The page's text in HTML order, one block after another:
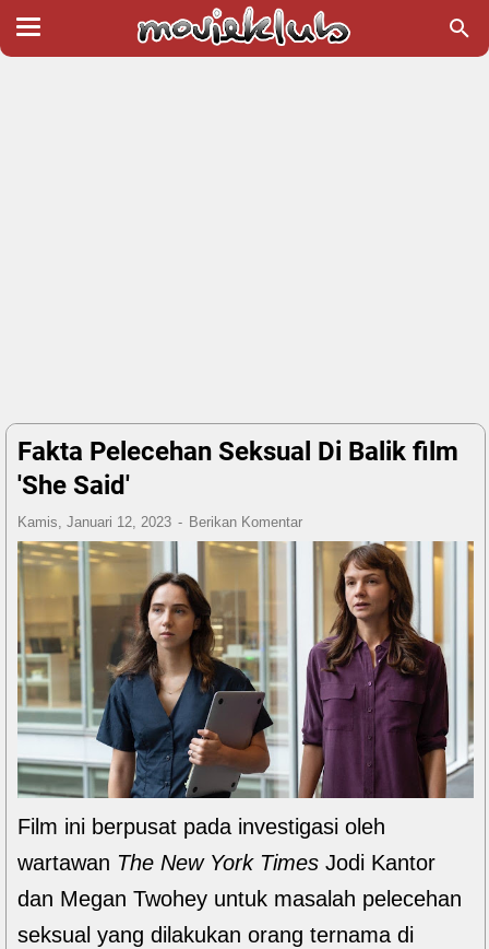
Fakta Pelecehan Seksual Di Balik film
'She Said'
Kamis, Januari 12, 2023 Berikan Komentar
Film ini berpusat pada investigasi oleh
wartawan The New York Times Jodi Kantor
dan Megan Twohey untuk masalah pelecehan
seksual yang dilakukan orang ternama di